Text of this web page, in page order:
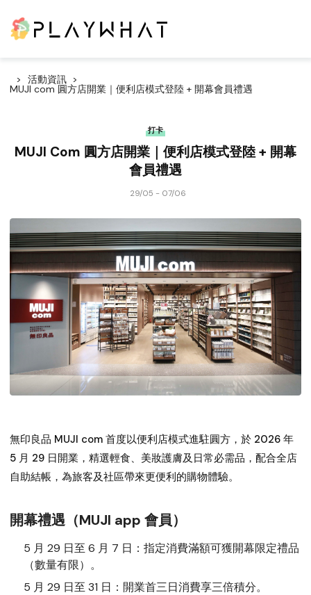
活動資訊
MUJI com 圓方店開業｜便利店模式登陸 + 開幕會員禮遇
打卡
MUJI Com 圓方店開業｜便利店模式登陸 + 開幕
會員禮遇
29/05 - 07/06
無印良品 MUJI com 首度以便利店模式進駐圓方，於 2026 年
5 月 29 日開業，精選輕食、美妝護膚及日常必需品，配合全店
自助結帳，為旅客及社區帶來更便利的購物體驗。
開幕禮遇（MUJI app 會員）
5 月 29 日至 6 月 7 日 ：指定消費滿額可獲開幕限定禮品
（數量有限）。
5 月 29 日至 31 日 ：開業首三日消費享三倍積分。